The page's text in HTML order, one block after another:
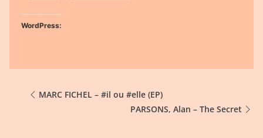
WordPress:
MARC FICHEL – #il ou #elle (EP)
PARSONS, Alan – The Secret